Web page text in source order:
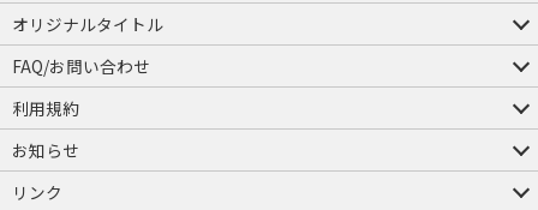
つままれ
つかまれ
ピョコッテ
オリジナルタイトル
アイテムヤ
ミスカトニック大學購買部
FAQ/お問い合わせ
FAQ
お問い合わせ
利用規約
会員規約・ポイント規約
特定商取引法に関する表示
プライバシーポリシー
お知らせ
店舗情報
採用情報
発売日変更のお知らせ
販売代理店・取扱店募集
海外のご案内（English）
リンク